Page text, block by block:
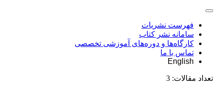
فهرست نشریات
سامانه نشر کتاب
کارگاه‌ها و دوره‌های آموزشی تخصصی
تماس با ما
English
تعداد مقالات: 3